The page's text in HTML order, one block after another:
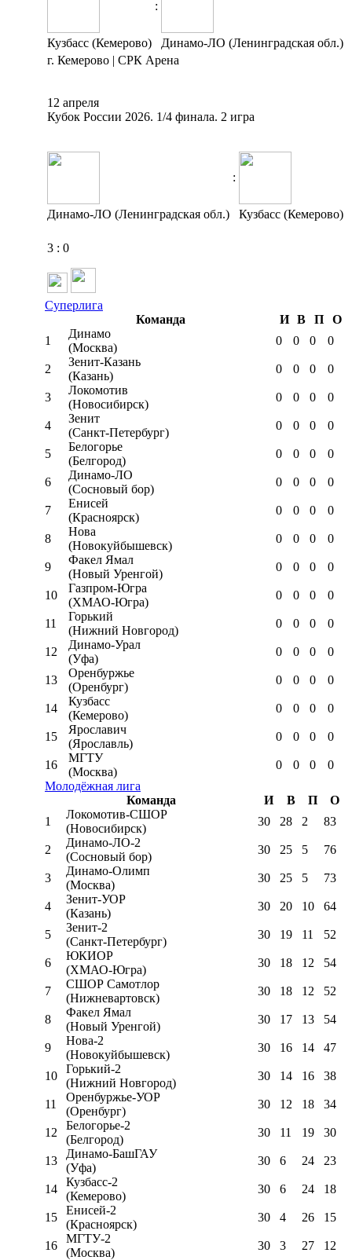
:
Кузбасс (Кемерово)
Динамо-ЛО (Ленинградская обл.)
г. Кемерово | СРК Арена
12 апреля
Кубок России 2026. 1/4 финала. 2 игра
:
Динамо-ЛО (Ленинградская обл.) Кузбасс (Кемерово)
3 : 0
Суперлига
Команда
И В П
О
1
Динамо
(Москва)
0 0 0 0
2
Зенит-Казань
(Казань)
0 0 0 0
3
Локомотив
(Новосибирск)
0 0 0 0
4
Зенит
(Санкт-Петербург)
0 0 0 0
5
Белогорье
(Белгород)
0 0 0 0
6
Динамо-ЛО
(Сосновый бор)
0 0 0 0
7
Енисей
(Красноярск)
0 0 0 0
8
Нова
(Новокуйбышевск)
0 0 0 0
9
Факел Ямал
(Новый Уренгой)
0 0 0 0
10
Газпром-Югра
(ХМАО-Югра)
0 0 0 0
11
Горький
(Нижний Новгород)
0 0 0 0
12
Динамо-Урал
(Уфа)
0 0 0 0
13
Оренбуржье
(Оренбург)
0 0 0 0
14
Кузбасс
(Кемерово)
0 0 0 0
15
Ярославич
(Ярославль)
0 0 0 0
16
МГТУ
(Москва)
0 0 0
0
Молодёжная лига
Команда
И В П
О
1
Локомотив-CШОР
(Новосибирск)
30 28 2 83
2
Динамо-ЛО-2
(Сосновый бор)
30 25 5 76
3
Динамо-Олимп
(Москва)
30 25 5 73
4
Зенит-УОР
(Казань)
30 20 10 64
5
Зенит-2
(Санкт-Петербург)
30 19 11 52
6
ЮКИОР
(ХМАО-Югра)
30 18 12 54
7
СШОР Самотлор
(Нижневартовск)
30 18 12 52
8
Факел Ямал
(Новый Уренгой)
30 17 13 54
9
Нова-2
(Новокуйбышевск)
30 16 14 47
10
Горький-2
(Нижний Новгород)
30 14 16 38
11
Оренбуржье-УОР
(Оренбург)
30 12 18 34
12
Белогорье-2
(Белгород)
30 11 19 30
13
Динамо-БашГАУ
(Уфа)
30 6 24 23
14
Кузбасс-2
(Кемерово)
30 6 24 18
15
Енисей-2
(Красноярск)
30 4 26 15
16
МГТУ-2
(Москва)
30 3 27 12